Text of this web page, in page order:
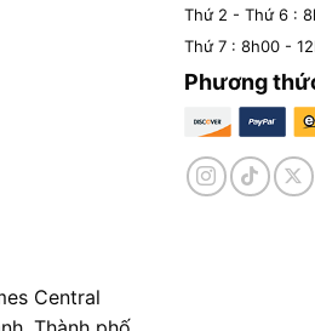
Central
Thứ 2 - Thứ 6 :
Thứ 7 : 8h00 -
Phương